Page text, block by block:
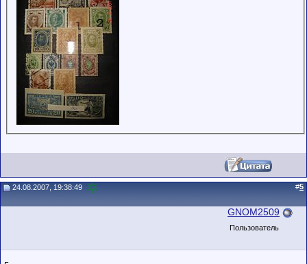
24.08.2007, 19:38:49 #5
GNOM2509
Пользователь